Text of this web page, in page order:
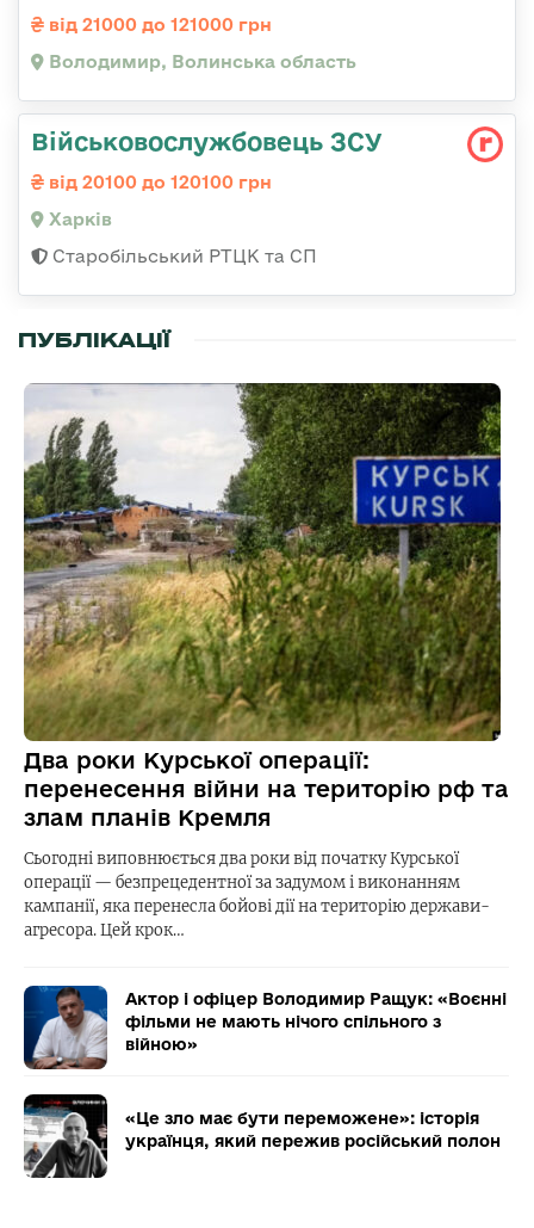
від 21000 до 121000 грн
Володимир, Волинська область
Військовослужбовець ЗСУ
від 20100 до 120100 грн
Харків
Старобільський РТЦК та СП
ПУБЛІКАЦІЇ
Два роки Курської операції:
перенесення війни на територію рф та
злам планів Кремля
Сьогодні виповнюється два роки від початку Курської
операції — безпрецедентної за задумом і виконанням
кампанії, яка перенесла бойові дії на територію держави-
агресора. Цей крок…
Актор і офіцер Володимир Ращук: «Воєнні
фільми не мають нічого спільного з
війною»
«Це зло має бути переможене»: історія
українця, який пережив російський полон